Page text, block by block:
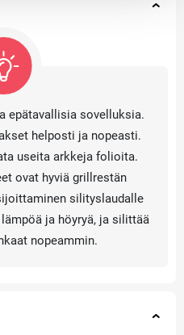
epätavallisia sovelluksia.
helposti ja nopeasti.
useita arkkeja folioita.
ovat hyviä grillrestän
silityslaudalle
ja höyryä, ja silittää
nopeammin.